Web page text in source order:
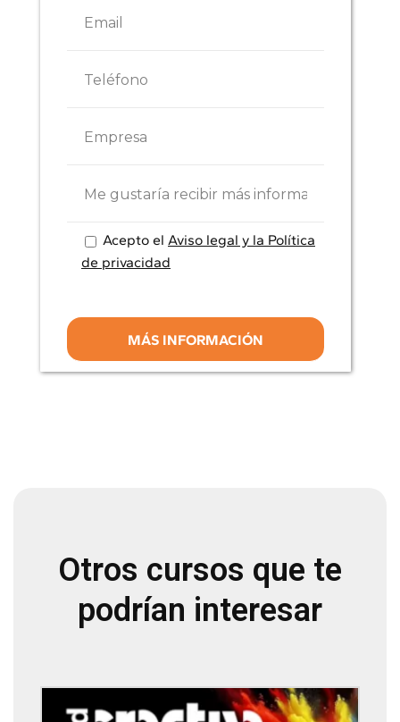
Acepto el Aviso legal y la Política
de privacidad
Otros cursos que te
podrían interesar